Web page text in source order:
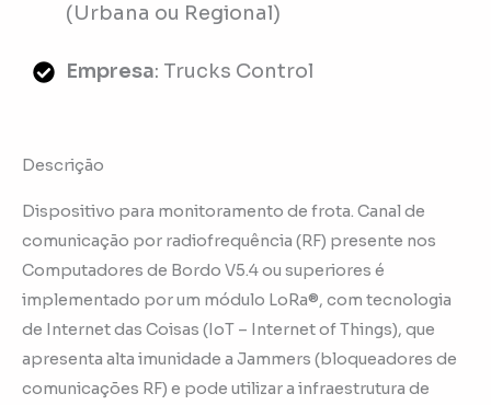
(Urbana ou Regional)
Empresa: Trucks Control
Descrição
Dispositivo para monitoramento de frota. Canal de
comunicação por radiofrequência (RF) presente nos
Computadores de Bordo V5.4 ou superiores é
implementado por um módulo LoRa®, com tecnologia
de Internet das Coisas (IoT – Internet of Things), que
apresenta alta imunidade a Jammers (bloqueadores de
comunicações RF) e pode utilizar a infraestrutura de